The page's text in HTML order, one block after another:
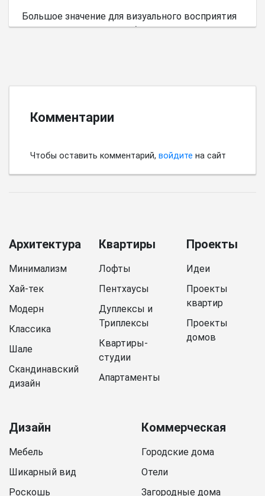
Большое значение для визуального восприятия
пространства имеет выбор цветовой палитры.
Комментарии
Чтобы оставить комментарий, войдите на сайт
Архитектура
Минимализм
Хай-тек
Модерн
Классика
Шале
Скандинавский
дизайн
Квартиры
Лофты
Пентхаусы
Дуплексы и
Триплексы
Квартиры-
студии
Апартаменты
Проекты
Идеи
Проекты
квартир
Проекты
домов
Дизайн
Мебель
Шикарный вид
Роскошь
Коммерческая
Городские дома
Отели
Загородные дома